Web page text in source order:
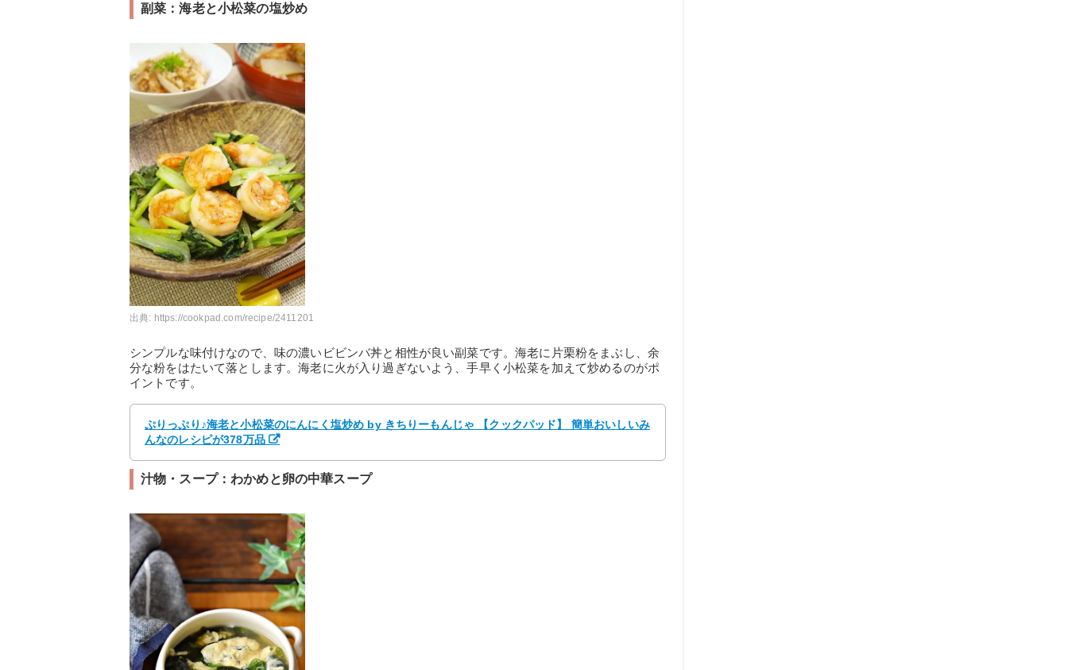
副菜：海老と小松菜の塩炒め
出典: https://cookpad.com/recipe/2411201
シンプルな味付けなので、味の濃いビビンバ丼と相性が良い副菜です。海老に片栗粉をまぶし、余
分な粉をはたいて落とします。海老に火が入り過ぎないよう、手早く小松菜を加えて炒めるのがポ
イントです。
ぷりっぷり♪海老と小松菜のにんにく塩炒め by きちりーもんじゃ 【クックパッド】 簡単おいしいみ
んなのレシピが378万品
汁物・スープ：わかめと卵の中華スープ